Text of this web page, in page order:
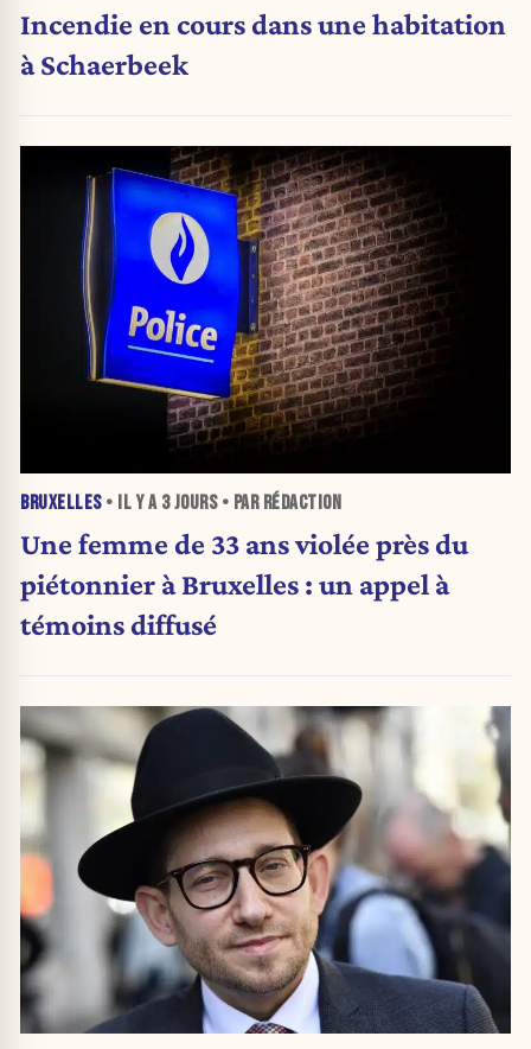
Incendie en cours dans une habitation
à Schaerbeek
BRUXELLES• IL Y A 3 JOURS• PAR RÉDACTION
Une femme de 33 ans violée près du
piétonnier à Bruxelles : un appel à
témoins diffusé